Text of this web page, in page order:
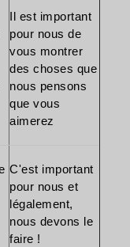
Il est important
pour nous de
vous montrer
des choses que
nous pensons
que vous
aimerez
C'est important
pour nous et
légalement,
nous devons le
faire !